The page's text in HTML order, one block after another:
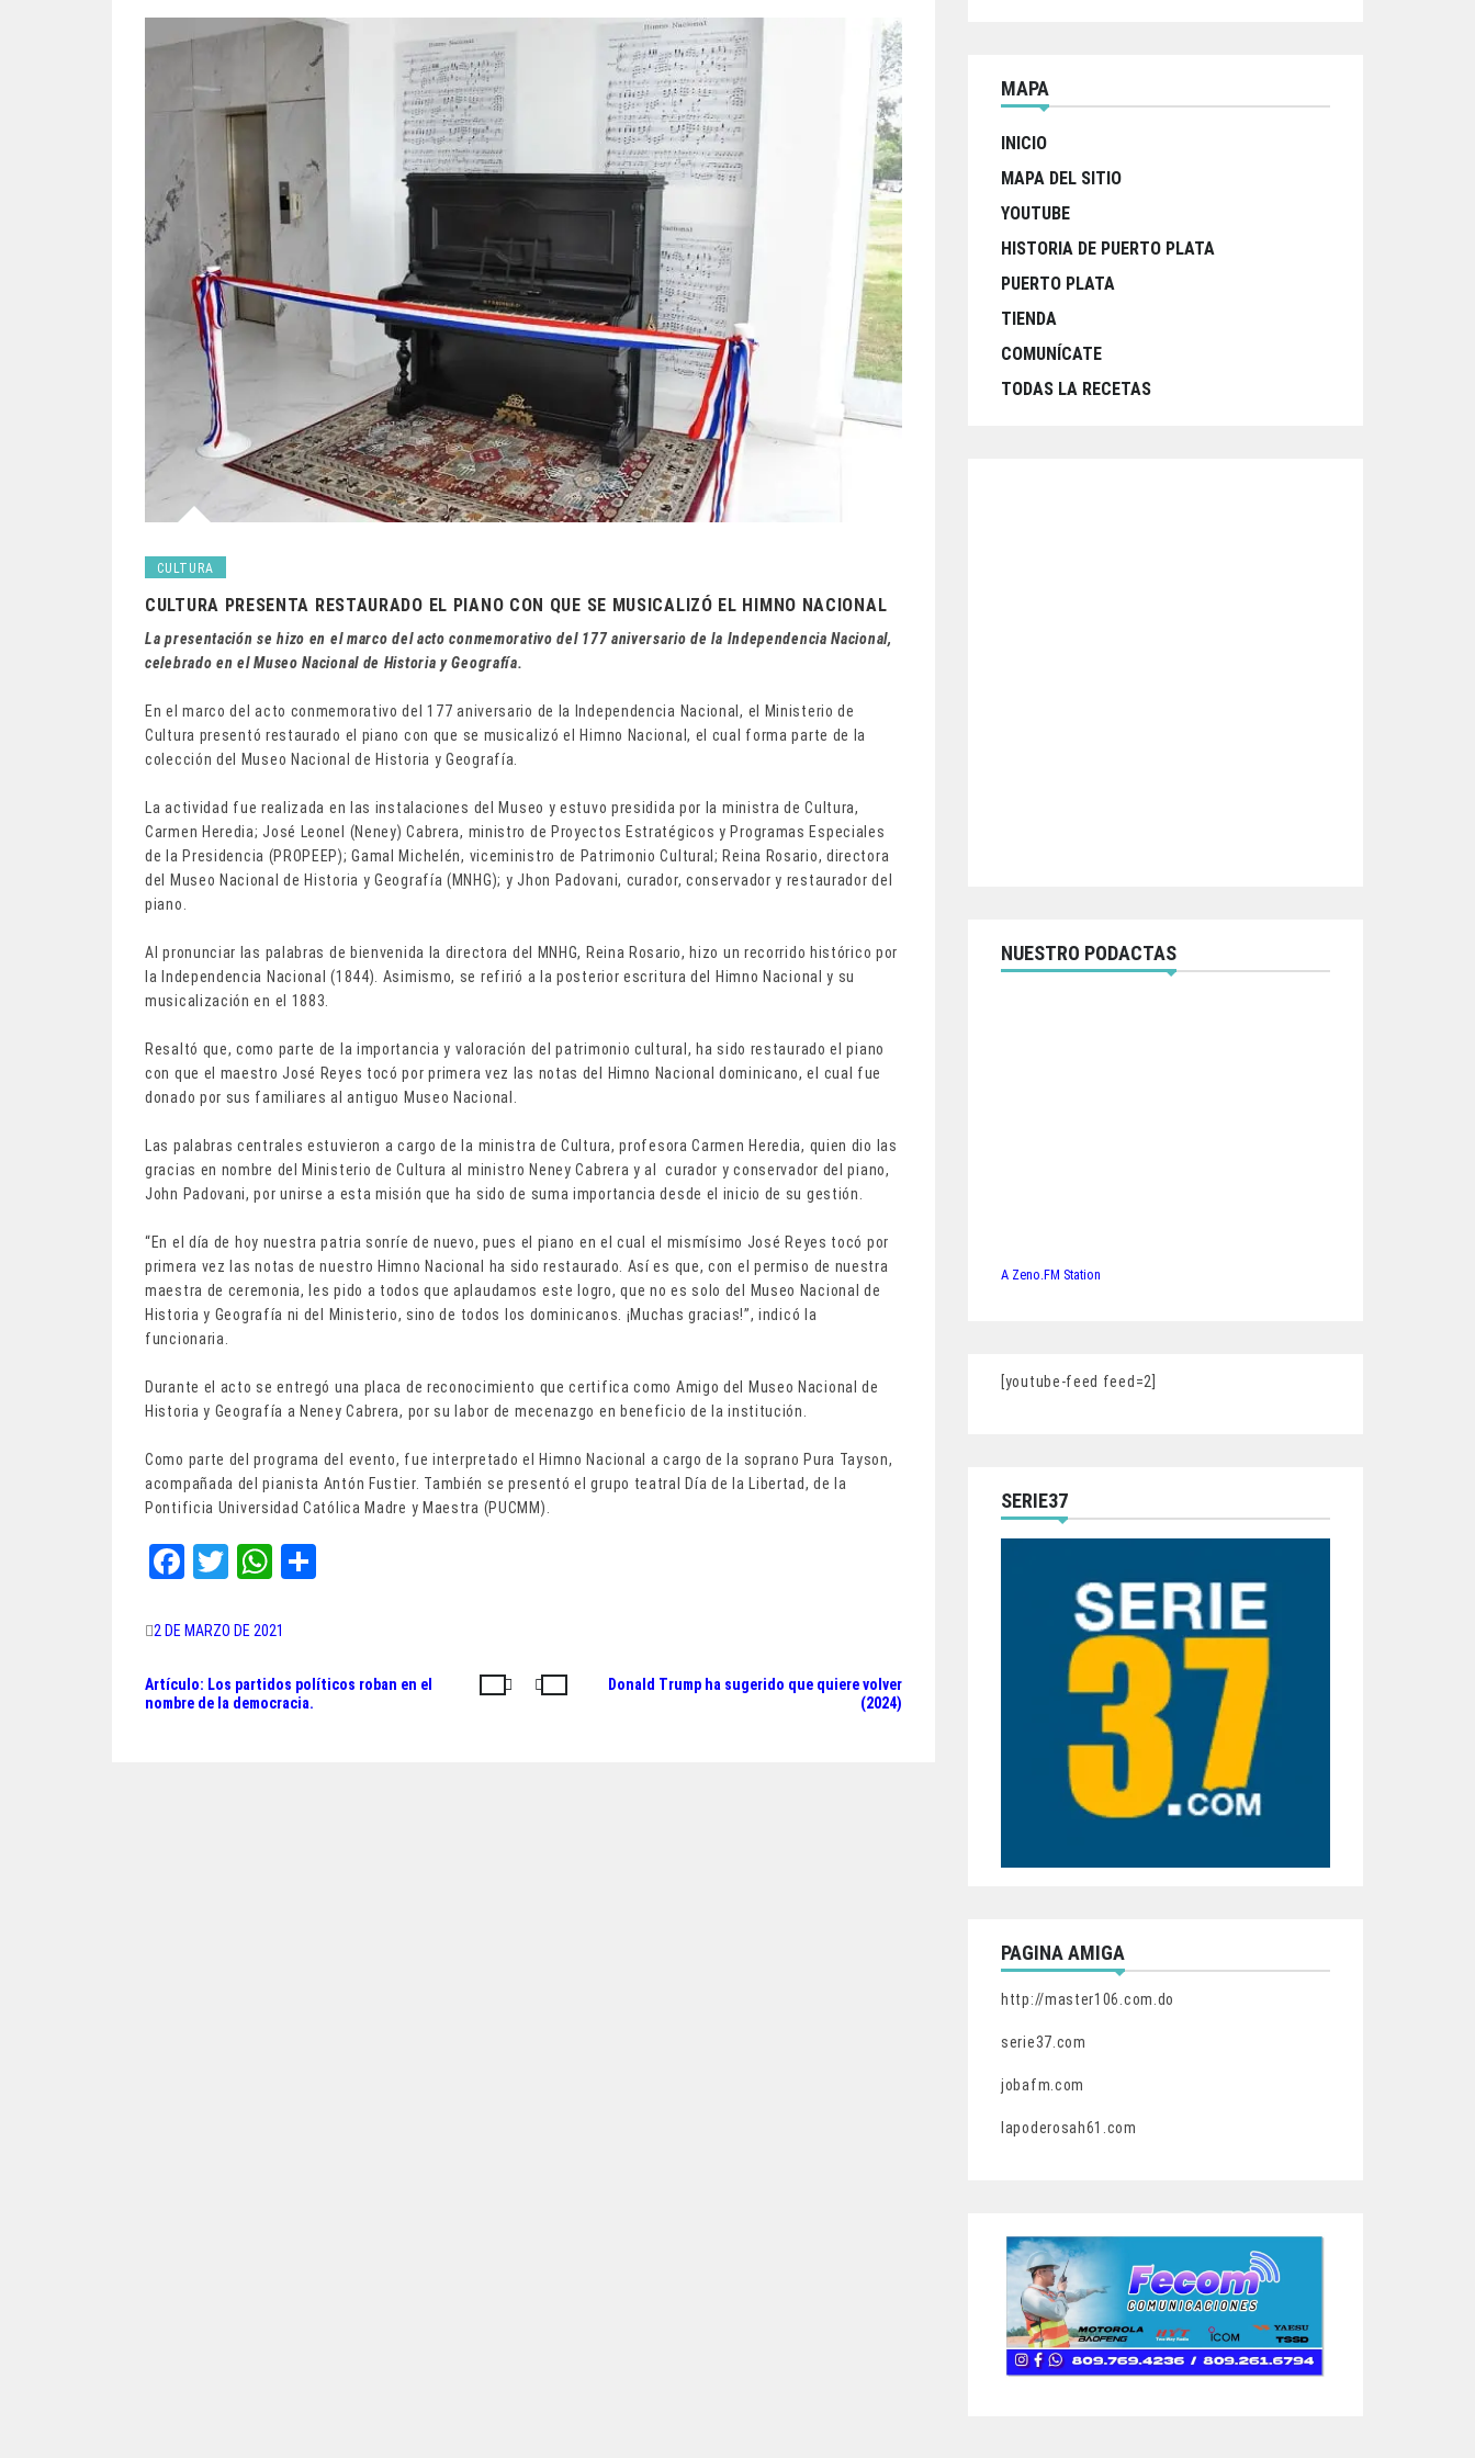
CULTURA
CULTURA PRESENTA RESTAURADO EL PIANO CON QUE SE MUSICALIZÓ EL HIMNO NACIONAL
La presentación se hizo en el marco del acto conmemorativo del 177 aniversario de la Independencia Nacional,
celebrado en el Museo Nacional de Historia y Geografía.
En el marco del acto conmemorativo del 177 aniversario de la Independencia Nacional, el Ministerio de
Cultura presentó restaurado el piano con que se musicalizó el Himno Nacional, el cual forma parte de la
colección del Museo Nacional de Historia y Geografía.
La actividad fue realizada en las instalaciones del Museo y estuvo presidida por la ministra de Cultura,
Carmen Heredia; José Leonel (Neney) Cabrera, ministro de Proyectos Estratégicos y Programas Especiales
de la Presidencia (PROPEEP); Gamal Michelén, viceministro de Patrimonio Cultural; Reina Rosario, directora
del Museo Nacional de Historia y Geografía (MNHG); y Jhon Padovani, curador, conservador y restaurador del
piano.
Al pronunciar las palabras de bienvenida la directora del MNHG, Reina Rosario, hizo un recorrido histórico por
la Independencia Nacional (1844). Asimismo, se refirió a la posterior escritura del Himno Nacional y su
musicalización en el 1883.
Resaltó que, como parte de la importancia y valoración del patrimonio cultural, ha sido restaurado el piano
con que el maestro José Reyes tocó por primera vez las notas del Himno Nacional dominicano, el cual fue
donado por sus familiares al antiguo Museo Nacional.
Las palabras centrales estuvieron a cargo de la ministra de Cultura, profesora Carmen Heredia, quien dio las
gracias en nombre del Ministerio de Cultura al ministro Neney Cabrera y al curador y conservador del piano,
John Padovani, por unirse a esta misión que ha sido de suma importancia desde el inicio de su gestión.
“En el día de hoy nuestra patria sonríe de nuevo, pues el piano en el cual el mismísimo José Reyes tocó por
primera vez las notas de nuestro Himno Nacional ha sido restaurado. Así es que, con el permiso de nuestra
maestra de ceremonia, les pido a todos que aplaudamos este logro, que no es solo del Museo Nacional de
Historia y Geografía ni del Ministerio, sino de todos los dominicanos. ¡Muchas gracias!”, indicó la
funcionaria.
Durante el acto se entregó una placa de reconocimiento que certifica como Amigo del Museo Nacional de
Historia y Geografía a Neney Cabrera, por su labor de mecenazgo en beneficio de la institución.
Como parte del programa del evento, fue interpretado el Himno Nacional a cargo de la soprano Pura Tayson,
acompañada del pianista Antón Fustier. También se presentó el grupo teatral Día de la Libertad, de la
Pontificia Universidad Católica Madre y Maestra (PUCMM).
Fa
bo
ok
T
tt
W
ts
A
pp
2 DE MARZO DE 2021
Navegación
Artículo: Los partidos políticos roban en el
nombre de la democracia.
Donald Trump ha sugerido que quiere volver
(2024)
MAPA
INICIO
MAPA DEL SITIO
YOUTUBE
HISTORIA DE PUERTO PLATA
PUERTO PLATA
TIENDA
COMUNÍCATE
TODAS LA RECETAS
NUESTRO PODACTAS
A Zeno.FM Station
[youtube-feed feed=2]
SERIE37
PAGINA AMIGA
http://master106.com.do
serie37.com
jobafm.com
lapoderosah61.com